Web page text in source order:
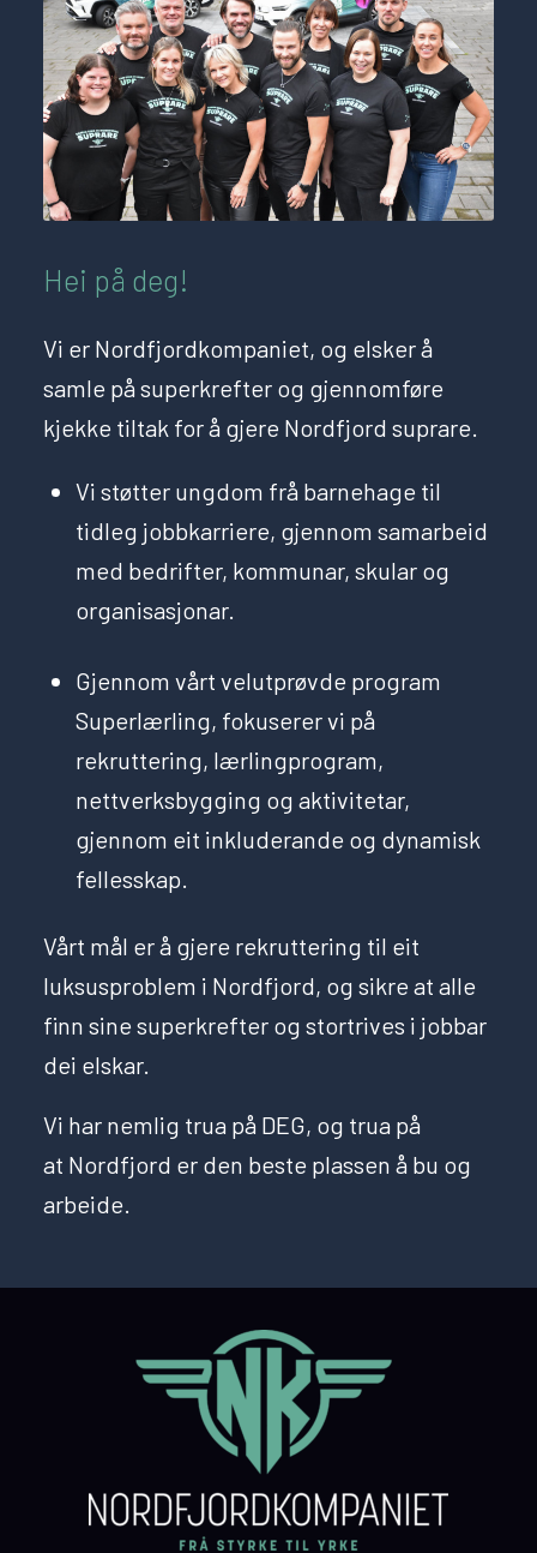
Hei på deg!
Vi er Nordfjordkompaniet, og elsker å
samle på superkrefter og gjennomføre
kjekke tiltak for å gjere Nordfjord suprare.
Vi støtter ungdom frå barnehage til
tidleg jobbkarriere, gjennom samarbeid
med bedrifter, kommunar, skular og
organisasjonar.
Gjennom vårt velutprøvde program
Superlærling, fokuserer vi på
rekruttering, lærlingprogram,
nettverksbygging og aktivitetar,
gjennom eit inkluderande og dynamisk
fellesskap.
Vårt mål er å gjere rekruttering til eit
luksusproblem i Nordfjord, og sikre at alle
finn sine superkrefter og stortrives i jobbar
dei elskar.
Vi har nemlig trua på DEG, og trua på
at Nordfjord er den beste plassen å bu og
arbeide.